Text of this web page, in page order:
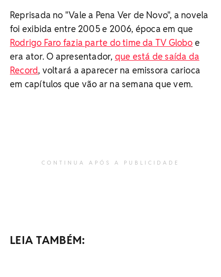
Reprisada no "Vale a Pena Ver de Novo", a novela
foi exibida entre 2005 e 2006, época em que
Rodrigo Faro fazia parte do time da TV Globo e
era ator. O apresentador, que está de saída da
Record, voltará a aparecer na emissora carioca
em capítulos que vão ar na semana que vem.
CONTINUA APÓS A PUBLICIDADE
LEIA TAMBÉM: